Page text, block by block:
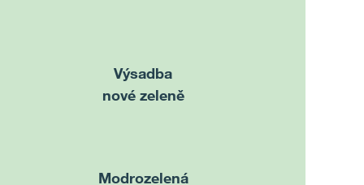
Výsadba
nové zeleně
Modrozelená